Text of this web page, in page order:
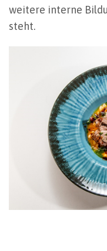
weitere interne
steht.